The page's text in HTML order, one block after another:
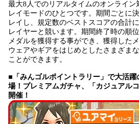
最大8人でのリアルタイムのオンライ
レイモードのひとつです。期間ごとに
レイし、規定数のベストスコアの合計
レイヤーと競います。期間終了時の順
メダルを獲得する事ができ、獲得した
ウェアやギアをはじめとしたさまざま
ことができます。
■「みんゴルポイントラリー」で大活
場！プレミアムガチャ、「カジュアル
開催！